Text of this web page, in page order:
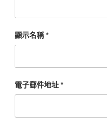
顯示名稱*
電子郵件地址*